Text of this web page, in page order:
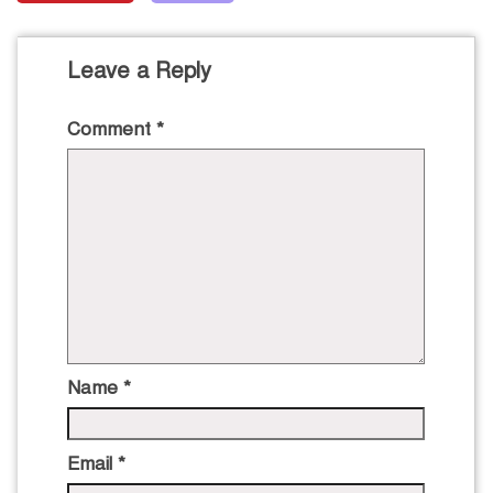
Leave a Reply
Comment *
Name *
Email *